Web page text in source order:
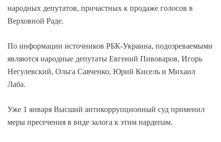
народных депутатов, причастных к продаже голосов в
Верховной Раде.
По информации источников РБК-Украина, подозреваемыми
являются народные депутаты Евгений Пивоваров, Игорь
Негулевский, Ольга Савченко, Юрий Кисель и Михаил
Лаба.
Уже 1 января Высший антикоррупционный суд применил
меры пресечения в виде залога к этим нардепам.